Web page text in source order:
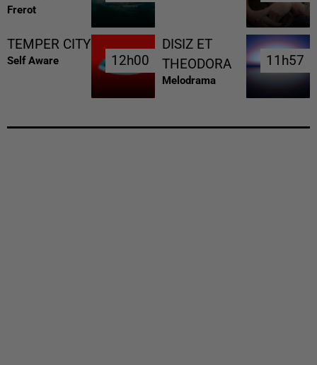
Frerot
TEMPER CITY
Self Aware 12h00
12h00
DISIZ ET
THEODORA
Melodrama
11h57
11h57